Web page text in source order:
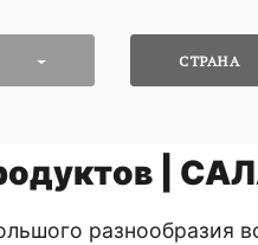
СТРАНА
|
разнообразия